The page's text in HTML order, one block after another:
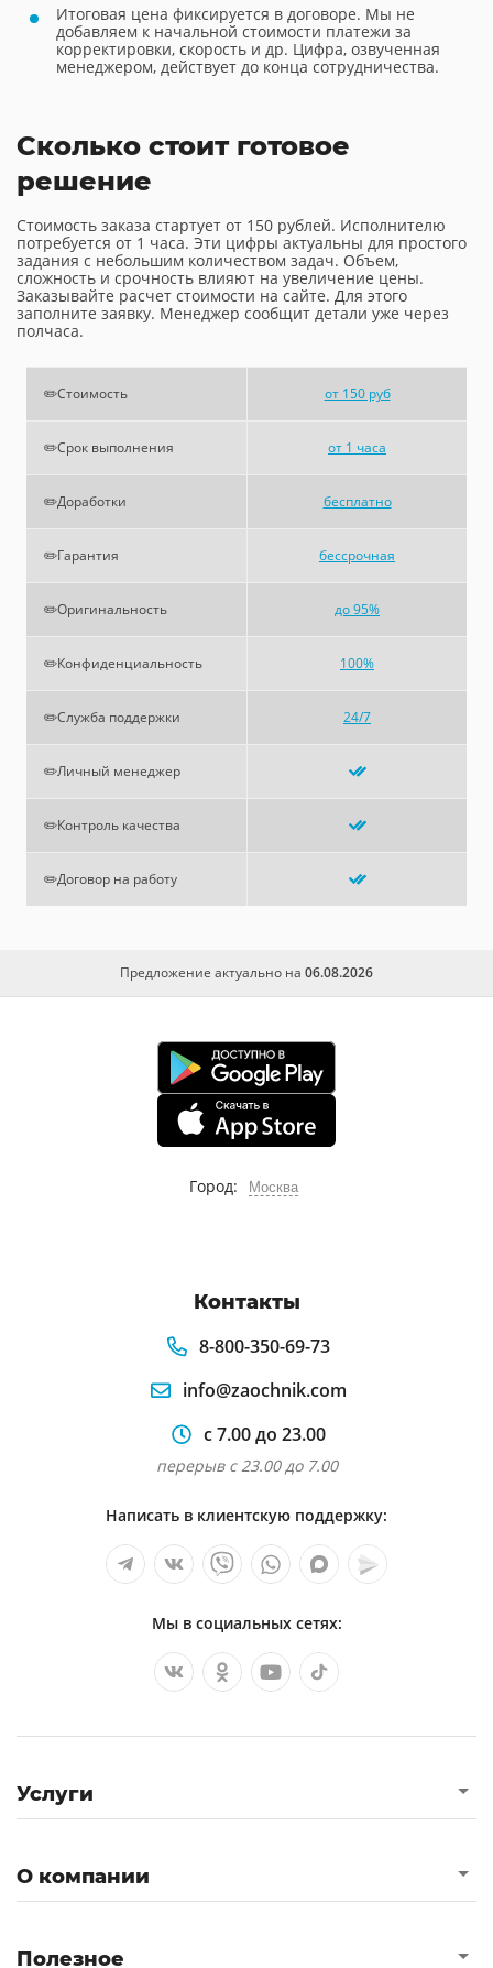
Итоговая цена фиксируется в договоре. Мы не
добавляем к начальной стоимости платежи за
корректировки, скорость и др. Цифра, озвученная
менеджером, действует до конца сотрудничества.
Сколько стоит готовое
решение
Стоимость заказа стартует от 150 рублей. Исполнителю
потребуется от 1 часа. Эти цифры актуальны для простого
задания с небольшим количеством задач. Объем,
сложность и срочность влияют на увеличение цены.
Заказывайте расчет стоимости на сайте. Для этого
заполните заявку. Менеджер сообщит детали уже через
полчаса.
✏️Стоимость от 150 руб
✏️Срок выполнения от 1 часа
✏️Доработки бесплатно
✏️Гарантия бессрочная
✏️Оригинальность до 95%
✏️Конфиденциальность 100%
✏️Служба поддержки 24/7
✏️Личный менеджер
✏️Контроль качества
✏️Договор на работу
Предложение актуально на 06.08.2026
Город: Москва
Контакты
8-800-350-69-73
info@zaochnik.com
с 7.00 до 23.00
перерыв с 23.00 до 7.00
Написать в клиентскую поддержку:
Мы в социальных сетях:
Услуги
О компании
Полезное